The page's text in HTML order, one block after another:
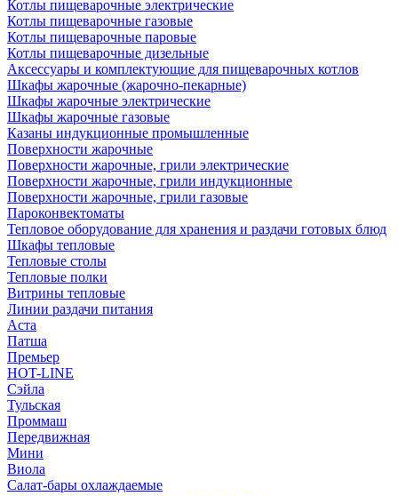
Котлы пищеварочные электрические
Котлы пищеварочные газовые
Котлы пищеварочные паровые
Котлы пищеварочные дизельные
Аксессуары и комплектующие для пищеварочных котлов
Шкафы жарочные (жарочно-пекарные)
Шкафы жарочные электрические
Шкафы жарочные газовые
Казаны индукционные промышленные
Поверхности жарочные
Поверхности жарочные, грили электрические
Поверхности жарочные, грили индукционные
Поверхности жарочные, грили газовые
Пароконвектоматы
Тепловое оборудование для хранения и раздачи готовых блюд
Шкафы тепловые
Тепловые столы
Тепловые полки
Витрины тепловые
Линии раздачи питания
Аста
Патша
Премьер
HOT-LINE
Сэйла
Тульская
Проммаш
Передвижная
Мини
Виола
Салат-бары охлаждаемые